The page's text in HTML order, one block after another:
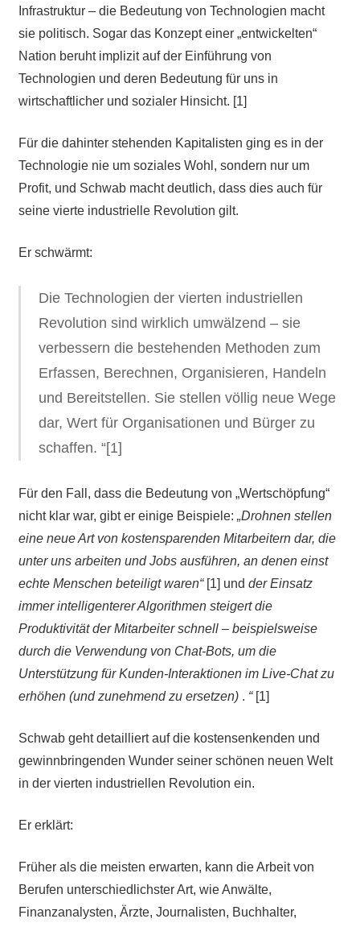
Infrastruktur – die Bedeutung von Technologien macht
sie politisch. Sogar das Konzept einer „entwickelten“
Nation beruht implizit auf der Einführung von
Technologien und deren Bedeutung für uns in
wirtschaftlicher und sozialer Hinsicht. [1]
Für die dahinter stehenden Kapitalisten ging es in der
Technologie nie um soziales Wohl, sondern nur um
Profit, und Schwab macht deutlich, dass dies auch für
seine vierte industrielle Revolution gilt.
Er schwärmt:
Die Technologien der vierten industriellen
Revolution sind wirklich umwälzend – sie
verbessern die bestehenden Methoden zum
Erfassen, Berechnen, Organisieren, Handeln
und Bereitstellen. Sie stellen völlig neue Wege
dar, Wert für Organisationen und Bürger zu
schaffen. “[1]
Für den Fall, dass die Bedeutung von „Wertschöpfung“
nicht klar war, gibt er einige Beispiele: „Drohnen stellen
eine neue Art von kostensparenden Mitarbeitern dar, die
unter uns arbeiten und Jobs ausführen, an denen einst
echte Menschen beteiligt waren“[1] und der Einsatz
immer intelligenterer Algorithmen steigert die
Produktivität der Mitarbeiter schnell – beispielsweise
durch die Verwendung von Chat-Bots, um die
Unterstützung für Kunden-Interaktionen im Live-Chat zu
erhöhen (und zunehmend zu ersetzen). “[1]
Schwab geht detailliert auf die kostensenkenden und
gewinnbringenden Wunder seiner schönen neuen Welt
in der vierten industriellen Revolution ein.
Er erklärt:
Früher als die meisten erwarten, kann die Arbeit von
Berufen unterschiedlichster Art, wie Anwälte,
Finanzanalysten, Ärzte, Journalisten, Buchhalter,